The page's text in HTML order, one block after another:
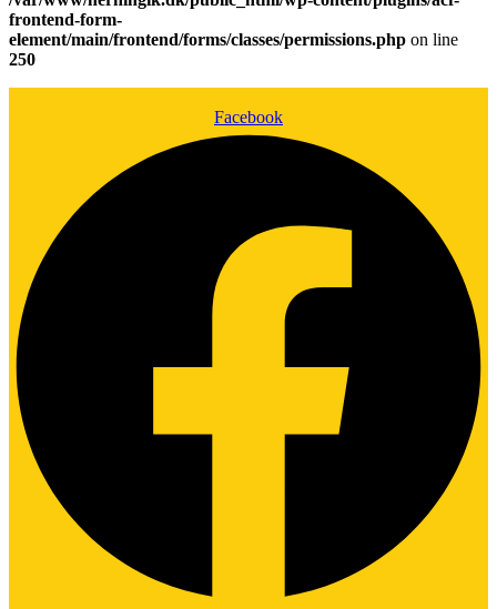
frontend-form-
element/main/frontend/forms/classes/permissions.php on line
250
Facebook